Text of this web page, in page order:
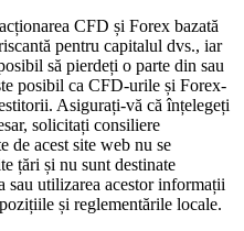
CFD și Forex bazată
pentru capitalul dvs., iar
să pierdeți o parte din sau
posibil ca CFD-urile și Forex-
Asigurați-vă că înțelegeți
solicitați consiliere
de acest site web nu se
țări și nu sunt destinate
utilizarea acestor informații
și reglementările locale.